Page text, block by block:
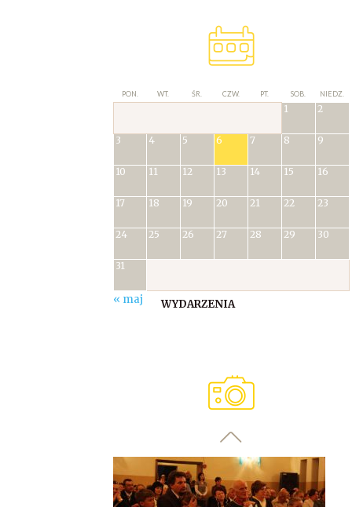
PON. WT. ŚR. CZW. PT. SOB. NIEDZ.
1 2
3 4 5 6 7 8 9
10 11 12 13 14 15 16
17 18 19 20 21 22 23
24 25 26 27 28 29 30
31
« maj WYDARZENIA